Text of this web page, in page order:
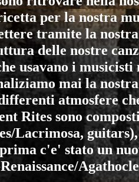
per la nostra
tramite la
delle nostre
usavano i
mai la
atmosfere
Rites sono
Lacrimosa,
c'e' stato un
Renaissance/